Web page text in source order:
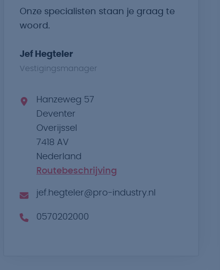
Onze specialisten staan je graag te
woord.
Jef Hegteler
Vestigingsmanager
Hanzeweg 57
Deventer
Overijssel
7418 AV
Nederland
Routebeschrijving
jef.hegteler@pro-industry.nl
0570202000